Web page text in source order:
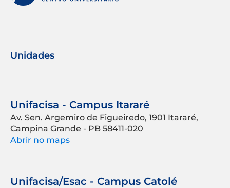
Unidades
Unifacisa - Campus Itararé
Av. Sen. Argemiro de Figueiredo, 1901 Itararé,
Campina Grande - PB 58411-020
Abrir no maps
Unifacisa/Esac - Campus Catolé